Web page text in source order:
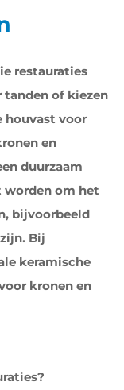
restauraties
tanden of kiezen
houvast voor
en
duurzaam
om het
bijvoorbeeld
Bij
keramische
kronen en